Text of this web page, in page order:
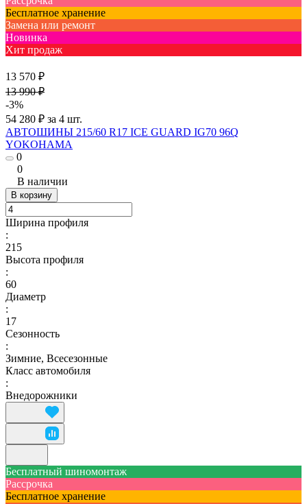
Бесплатное хранение
Замена или ремонт
Новинка
Хит продаж
13 570 ₽
13 990 ₽
-3%
54 280 ₽ за 4 шт.
АВТОШИНЫ 215/60 R17 ICE GUARD IG70 96Q
YOKOHAMA
0
0
В наличии
В корзину
Ширина профиля
:
215
Высота профиля
:
60
Диаметр
:
17
Сезонность
:
Зимние, Всесезонные
Класс автомобиля
:
Внедорожники
Бесплатный шиномонтаж
Рассрочка
Бесплатное хранение